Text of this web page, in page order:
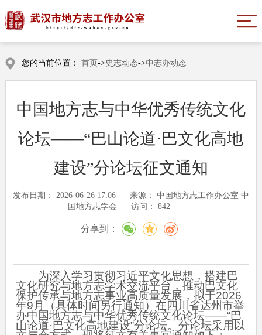
您的当前位置： 首页->史志动态->中志办动态
中国地方志与中华优秀传统文化
论坛——“巴山论道·巴文化高地
建设”分论坛征文通知
发布日期： 2026-06-26 17:06 来源： 中国地方志工作办公室 中
国地方志学会
访问：842
分享到：
为深入学习贯彻习近平文化思想，搭建巴
文化研究与地方志学术交流平台，推动巴文化
保护传承与地方志事业高质量发展，拟于2026
年9月（具体时间另行通知）在四川省达州市举
办中国地方志与中华优秀传统文化论坛——“巴
山论道·巴文化高地建设”分论坛。分论坛采用以